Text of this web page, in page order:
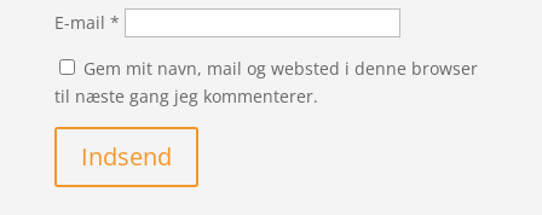
E-mail *
Gem mit navn, mail og websted i denne browser
til næste gang jeg kommenterer.
Indsend